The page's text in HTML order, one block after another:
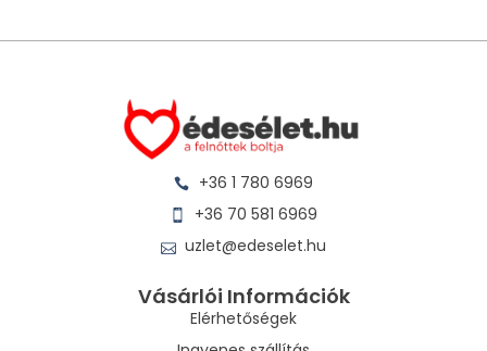
+36 1 780 6969
+36 70 581 6969
uzlet@edeselet.hu
Vásárlói Információk
Elérhetőségek